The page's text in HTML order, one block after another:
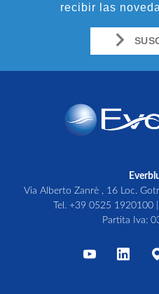
recibir las
Via Alberto Zanrè , 16 Loc.
Tel. +39 0525 1920100|
Partita Iva: